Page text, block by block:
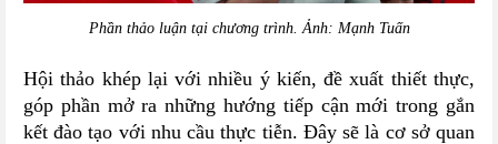
Phần thảo luận tại chương trình. Ảnh: Mạnh Tuấn
Hội thảo khép lại với nhiều ý kiến, đề xuất thiết thực,
góp phần mở ra những hướng tiếp cận mới trong gắn
kết đào tạo với nhu cầu thực tiễn. Đây sẽ là cơ sở quan